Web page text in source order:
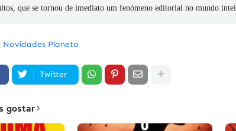
que se tornou de imediato um fenómeno editorial no mundo
Novidades Planeta
Twitter
gostar